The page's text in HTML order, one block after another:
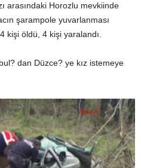
arasındaki Horozlu mevkiinde
şarampole yuvarlanması
kişi öldü, 4 kişi yaralandı.
dan Düzce? ye kız istemeye